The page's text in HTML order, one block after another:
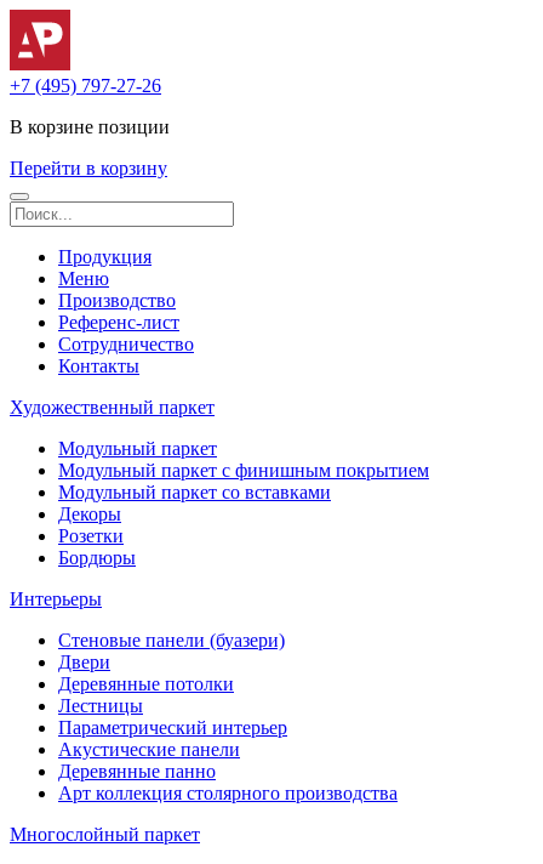
+7 (495) 797-27-26
В корзине позиции
Перейти в корзину
Продукция
Меню
Производство
Референс-лист
Сотрудничество
Контакты
Художественный паркет
Модульный паркет
Модульный паркет с финишным покрытием
Модульный паркет со вставками
Декоры
Розетки
Бордюры
Интерьеры
Стеновые панели (буазери)
Двери
Деревянные потолки
Лестницы
Параметрический интерьер
Акустические панели
Деревянные панно
Арт коллекция столярного производства
Многослойный паркет